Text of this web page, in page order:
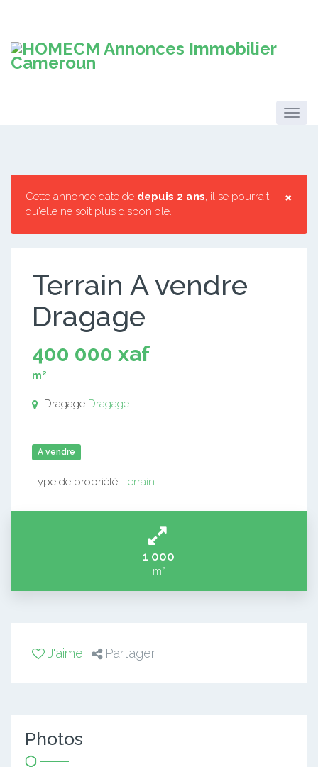
×
Cette annonce date de depuis 2 ans, il se pourrait
qu'elle ne soit plus disponible.
Terrain A vendre
Dragage
400 000 xaf
m²
Dragage Dragage
A vendre
Type de propriété: Terrain
1 000
m²
J'aime Partager
Photos